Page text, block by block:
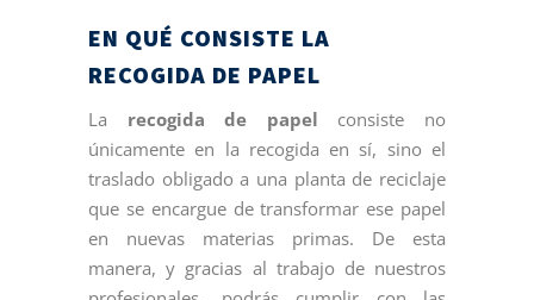
EN QUÉ CONSISTE LA
RECOGIDA DE PAPEL
La recogida de papel consiste no
únicamente en la recogida en sí, sino el
traslado obligado a una planta de reciclaje
que se encargue de transformar ese papel
en nuevas materias primas. De esta
manera, y gracias al trabajo de nuestros